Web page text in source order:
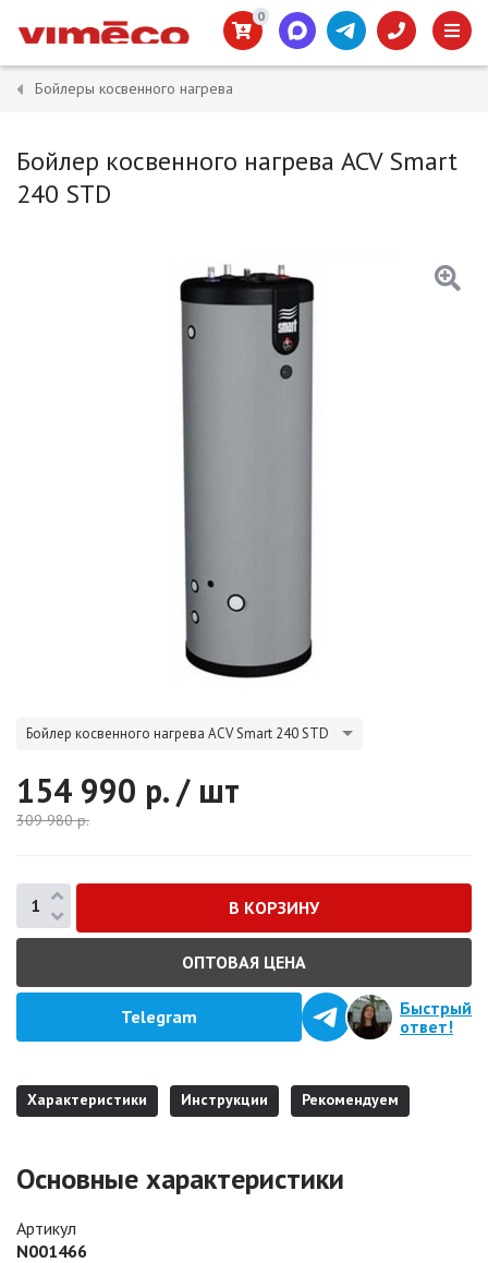
0
Бойлеры косвенного нагрева
Бойлер косвенного нагрева ACV Smart
240 STD
Бойлер косвенного нагрева ACV Smart 240 STD
154 990 р. / шт
309 980р.
ОПТОВАЯ ЦЕНА
Telegram
Быстрый
ответ!
Характеристики Инструкции Рекомендуем
Основные характеристики
Артикул
N001466